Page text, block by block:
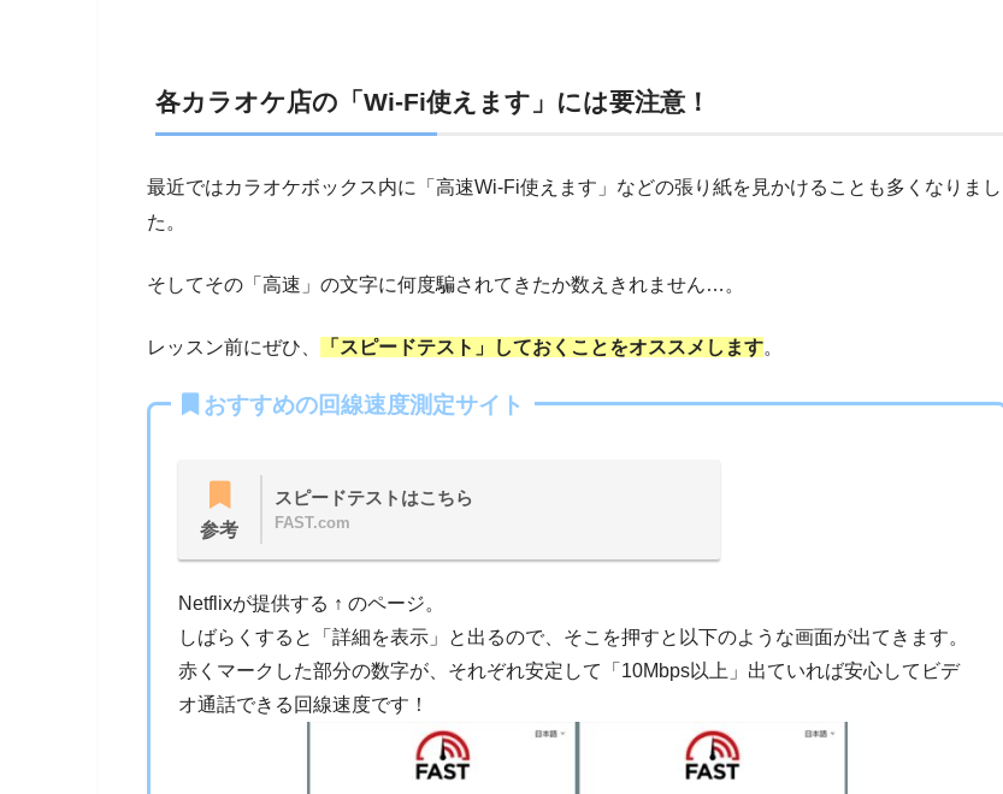
各カラオケ店の「Wi-Fi使えます」には要注意！
最近ではカラオケボックス内に「高速Wi-Fi使えます」などの張り紙を見かけることも多くなりまし
た。
そしてその「高速」の文字に何度騙されてきたか数えきれません…。
レッスン前にぜひ、 「スピードテスト」しておくことをオススメします。
おすすめの回線速度測定サイト
参考
スピードテストはこちら
FAST.com
Netflixが提供する ↑ のページ。
しばらくすると「詳細を表示」と出るので、そこを押すと以下のような画面が出てきます。
赤くマークした部分の数字が、それぞれ安定して「10Mbps以上」出ていれば安心してビデ
オ通話できる回線速度です！